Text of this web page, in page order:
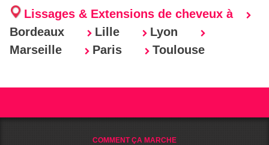
Lissages & Extensions de cheveux à
Bordeaux
Lille
Lyon
Marseille
Paris Toulouse
COMMENT ÇA MARCHE